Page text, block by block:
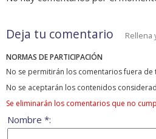
Deja tu comentario Rellena
NORMAS DE PARTICIPACIÓN
No se permitirán los comentarios fuera de
No se aceptarán los contenidos
Se eliminarán los comentarios que no
Nombre *: